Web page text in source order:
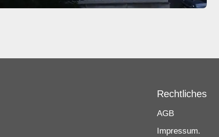
Rechtliches
AGB
Impressum.